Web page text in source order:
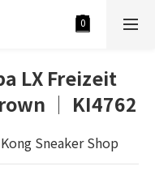
LX Freizeit
│ KI4762
Sneaker Shop